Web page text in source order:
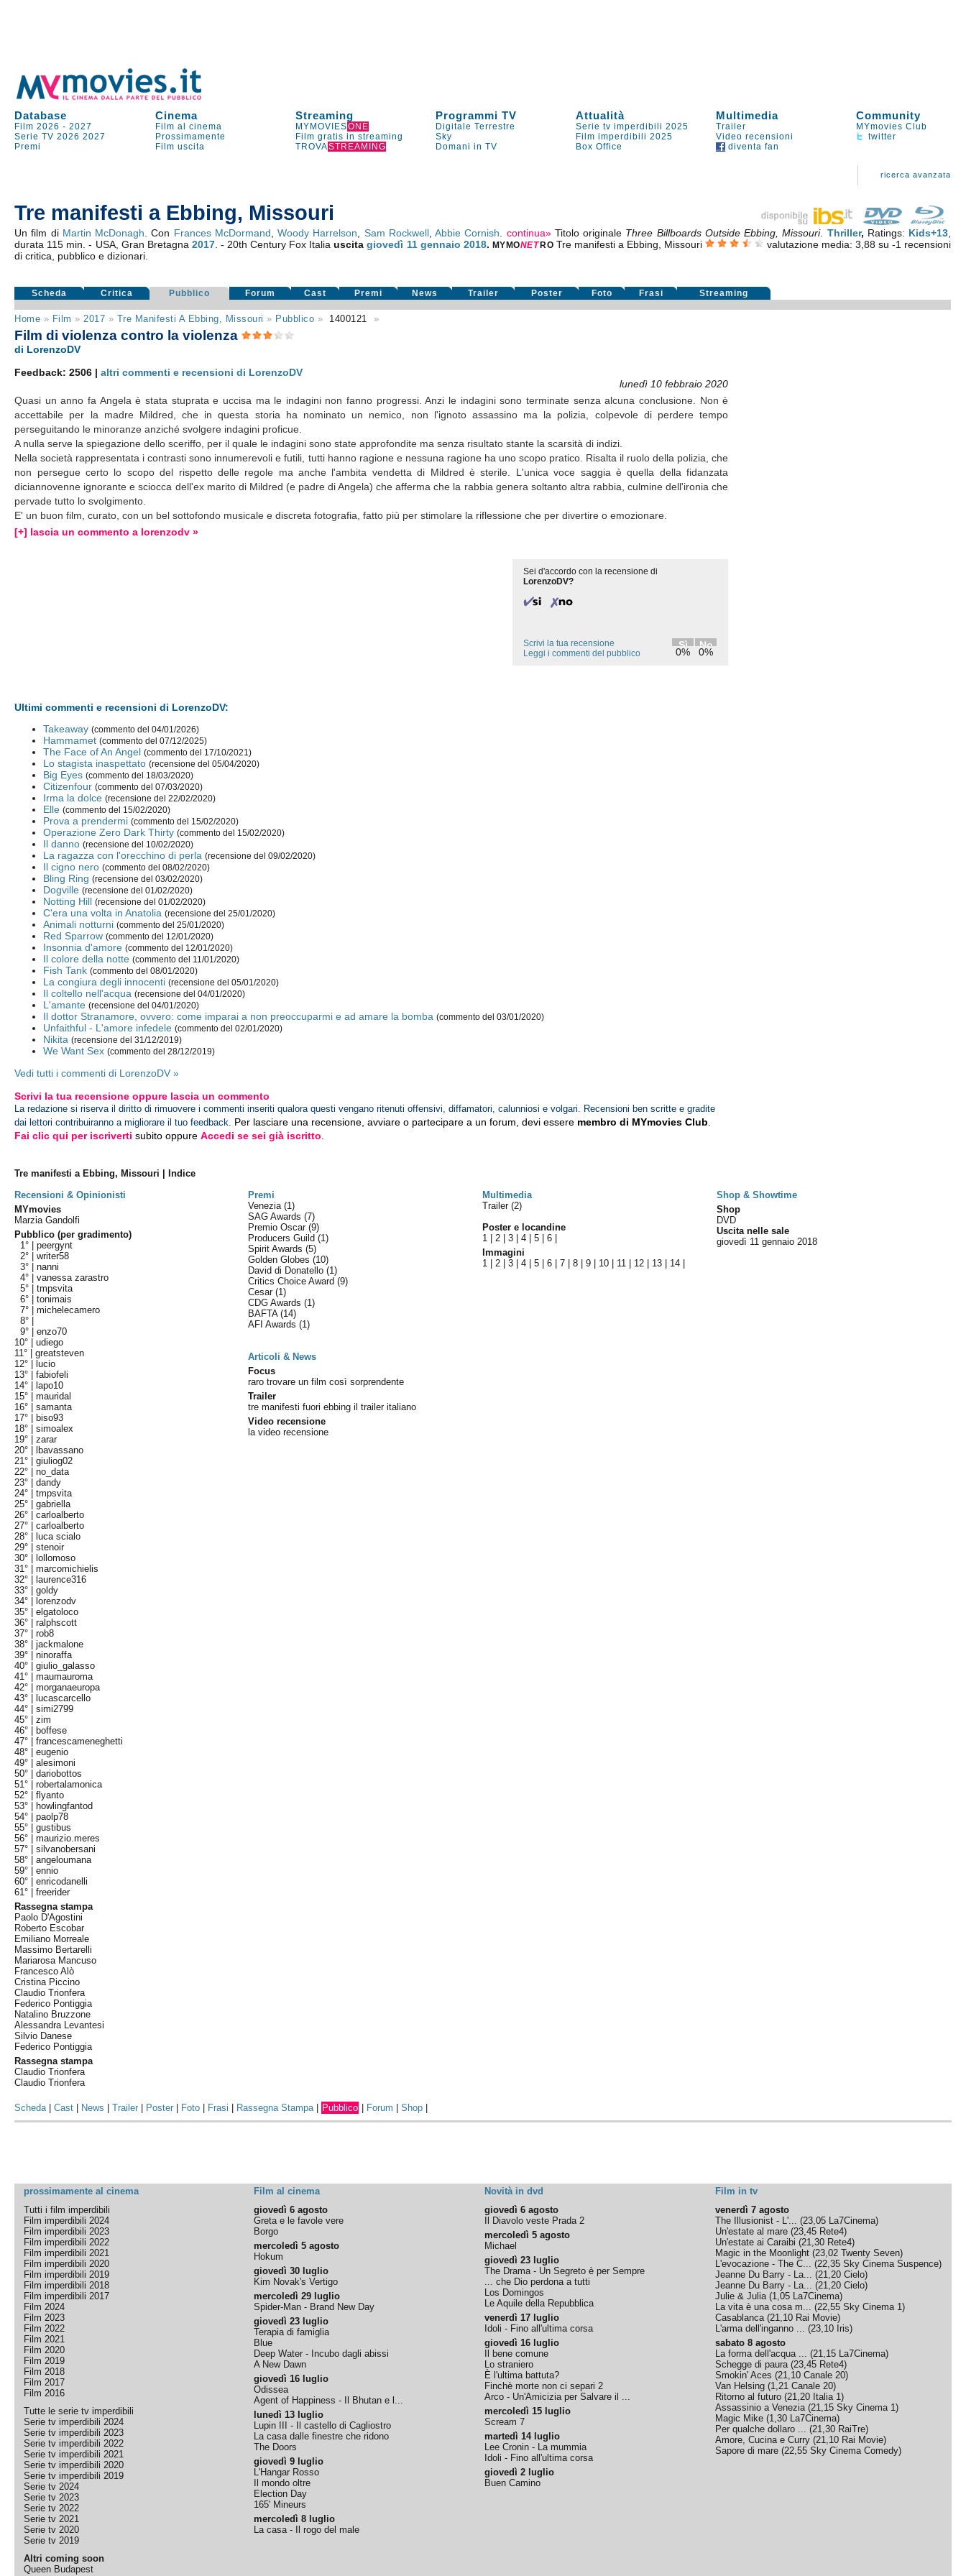
Database Cinema Streaming Programmi TV Attualità Multimedia Community
Film 2026 -2027 Film al cinema MYMOVIESONE Digitale Terrestre Serie tv imperdibili 2025 Trailer
MYmovies Club
Serie TV 2026 2027 Prossimamente Film gratis in streaming Sky Film imperdibili 2025 Video recensioni
twitter
Premi
Film uscita TROVASTREAMING Domani in TV Box Office diventa fan
ricerca avanzata
Tre manifesti a Ebbing, Missouri
Un film di Martin McDonagh . Con Frances McDormand ,Woody Harrelson Sam Rockwell,Abbie Cornish continua» Titolo originale Three Billboards Outside Ebbing, Missouri. Thriller, Ratings: Kids+13
durata 115 min. - USA, Gran Bretagna 2017. - 20th Century Fox Italiauscitagiovedì 11 gennaio 2018. MYMONET RO Tre manifesti a Ebbing, Missouri valutazione media: 3,88 su-1 recensioni
di critica, pubblico e dizionari.
Scheda Critica Pubblico Forum Cast Premi News Trailer Poster Foto Frasi Streaming
Home » Film » 2017 » Tre Manifesti A Ebbing, Missouri » Pubblico » 1400121 »
Film di violenza contro la violenza
di LorenzoDV
Feedback: 2506 |altri commenti e recensioni di LorenzoDV
lunedì 10 febbraio 2020
Quasi un anno fa Angela è stata stuprata e uccisa ma le indagini non fanno progressi. Anzi le indagini sono terminate senza alcuna conclusione. Non è
accettabile per la madre Mildred, che in questa storia ha nominato un nemico, non l'ignoto assassino ma la polizia, colpevole di perdere tempo
perseguitando le minoranze anziché svolgere indagini proficue.
A nulla serve la spiegazione dello sceriffo, per il quale le indagini sono state approfondite ma senza risultato stante la scarsità di indizi.
Nella società rappresentata i contrasti sono innumerevoli e futili, tutti hanno ragione e nessuna ragione ha uno scopo pratico. Risalta il ruolo della polizia, che
non persegue certo lo scopo del rispetto delle regole ma anche l'ambita vendetta di Mildred è sterile. L'unica voce saggia è quella della fidanzata
diciannovenne ignorante e sciocca dell'ex marito di Mildred (e padre di Angela) che afferma che la rabbia genera soltanto altra rabbia, culmine dell'ironia che
pervade tutto lo svolgimento.
E' un buon film, curato, con un bel sottofondo musicale e discreta fotografia, fatto più per stimolare la riflessione che per divertire o emozionare.
[+] lascia un commento a lorenzodv »
Sei d'accordo con la recensione di
LorenzoDV?
Sì
0%
No
0%
Scrivi la tua recensione
Leggi i commenti del pubblico
Ultimi commenti e recensioni di LorenzoDV:
Takeaway (commento del 04/01/2026)
Hammamet (commento del 07/12/2025)
The Face of An Angel (commento del 17/10/2021)
Lo stagista inaspettato (recensione del 05/04/2020)
Big Eyes (commento del 18/03/2020)
Citizenfour (commento del 07/03/2020)
Irma la dolce (recensione del 22/02/2020)
Elle (commento del 15/02/2020)
Prova a prendermi (commento del 15/02/2020)
Operazione Zero Dark Thirty (commento del 15/02/2020)
Il danno (recensione del 10/02/2020)
La ragazza con l'orecchino di perla (recensione del 09/02/2020)
Il cigno nero (commento del 08/02/2020)
Bling Ring (recensione del 03/02/2020)
Dogville (recensione del 01/02/2020)
Notting Hill (recensione del 01/02/2020)
C'era una volta in Anatolia (recensione del 25/01/2020)
Animali notturni (commento del 25/01/2020)
Red Sparrow (commento del 12/01/2020)
Insonnia d'amore (commento del 12/01/2020)
Il colore della notte (commento del 11/01/2020)
Fish Tank (commento del 08/01/2020)
La congiura degli innocenti (recensione del 05/01/2020)
Il coltello nell'acqua (recensione del 04/01/2020)
L'amante (recensione del 04/01/2020)
Il dottor Stranamore, ovvero: come imparai a non preoccuparmi e ad amare la bomba (commento del 03/01/2020)
Unfaithful - L'amore infedele (commento del 02/01/2020)
Nikita (recensione del 31/12/2019)
We Want Sex (commento del 28/12/2019)
Vedi tutti i commenti di LorenzoDV »
Scrivi la tua recensione oppure lascia un commento
La redazione si riserva il diritto di rimuovere i commenti inseriti qualora questi vengano ritenuti offensivi, diffamatori, calunniosi e volgari. Recensioni ben scritte e gradite
dai lettori contribuiranno a migliorare il tuo feedback. Per lasciare una recensione, avviare o partecipare a un forum, devi essere membro di MYmovies Club
Fai clic qui per iscriverti subito oppureAccedi se sei già iscritto
Tre manifesti a Ebbing, Missouri | Indice
Recensioni & Opinionisti
Premi Multimedia
Shop & Showtime
MYmovies
Marzia Gandolfi
Pubblico (per gradimento)
1° |peergynt
2° |writer58
3° |nanni
4° |vanessa zarastro
5° |tmpsvita
6° |tonimais
7° |michelecamero
8° |
9° |enzo70
10° |udiego
11° |greatsteven
12° |
lucio
13° |fabiofeli
14° |
lapo10
15° |mauridal
16° |samanta
17° |
biso93
18° |simoalex
19° |zarar
20° |
lbavassano
21° |giuliog02
22° |no_data
23° |dandy
24° |tmpsvita
25° |gabriella
26° |carloalberto
27° |carloalberto
28° |
luca scialo
29° |stenoir
30° |
lollomoso
31° |marcomichielis
32° |
laurence316
33° |goldy
34° |
lorenzodv
35° |elgatoloco
36° |ralphscott
37° |rob8
38° |jackmalone
39° |ninoraffa
40° |giulio_galasso
41° |maumauroma
42° |morganaeuropa
43° |
lucascarcello
44° |simi2799
45° |zim
46° |
boffese
47° |francescameneghetti
48° |eugenio
49° |alesimoni
50° |dariobottos
51° |robertalamonica
52° |flyanto
53° |
howlingfantod
54° |paolp78
55° |gustibus
56° |maurizio.meres
57° |silvanobersani
58° |angeloumana
59° |ennio
60° |enricodanelli
61° |freerider
Rassegna stampa
Paolo D'Agostini
Roberto Escobar
Emiliano Morreale
Massimo Bertarelli
Mariarosa Mancuso
Francesco Alò
Cristina Piccino
Claudio Trionfera
Federico Pontiggia
Natalino Bruzzone
Alessandra Levantesi
Silvio Danese
Federico Pontiggia
Rassegna stampa
Claudio Trionfera
Claudio Trionfera
Venezia(1)
SAG Awards(7)
Premio Oscar(9)
Producers Guild(1)
Spirit Awards(5)
Golden Globes(10)
David di Donatello(1)
Critics Choice Award(9)
Cesar(1)
CDG Awards(1)
BAFTA(14)
AFI Awards(1)
Articoli & News
Focus
raro trovare un film così sorprendente
Trailer
tre manifesti fuori ebbing il trailer italiano
Video recensione
la video recensione
Trailer (2)
Poster e locandine
1 |2 |3 |4 |5 |6
Immagini
1 |2 |3 |4 |5 |6 |7 |8 |9 10 11 12 13 14
Shop
DVD
Uscita nelle sale
giovedì 11 gennaio 2018
Scheda|Cast News |Trailer Poster Foto Frasi Rassegna Stampa| Pubblico Forum |Shop
prossimamente al cinema Film al cinema Novità in dvd
Film in tv
Tutti i film imperdibili
Film imperdibili 2024
Film imperdibili 2023
Film imperdibili 2022
Film imperdibili 2021
Film imperdibili 2020
Film imperdibili 2019
Film imperdibili 2018
Film imperdibili 2017
Film 2024
Film 2023
Film 2022
Film 2021
Film 2020
Film 2019
Film 2018
Film 2017
Film 2016
Tutte le serie tv imperdibili
Serie tv imperdibili 2024
Serie tv imperdibili 2023
Serie tv imperdibili 2022
Serie tv imperdibili 2021
Serie tv imperdibili 2020
Serie tv imperdibili 2019
Serie tv 2024
Serie tv 2023
Serie tv 2022
Serie tv 2021
Serie tv 2020
Serie tv 2019
Altri coming soon
Queen Budapest
giovedì 6 agosto
Greta e le favole vere
Borgo
mercoledì 5 agosto
Hokum
giovedì 30 luglio
Kim Novak's Vertigo
mercoledì 29 luglio
Spider-Man - Brand New Day
giovedì 23 luglio
Terapia di famiglia
Blue
Deep Water - Incubo dagli abissi
A New Dawn
giovedì 16 luglio
Odissea
Agent of Happiness - Il Bhutan e l...
lunedì 13 luglio
Lupin III - Il castello di Cagliostro
La casa dalle finestre che ridono
The Doors
giovedì 9 luglio
L'Hangar Rosso
Il mondo oltre
Election Day
165' Mineurs
mercoledì 8 luglio
La casa - Il rogo del male
giovedì 6 agosto
Il Diavolo veste Prada 2
mercoledì 5 agosto
Michael
giovedì 23 luglio
The Drama - Un Segreto è per Sempre
... che Dio perdona a tutti
Los Domingos
Le Aquile della Repubblica
venerdì 17 luglio
Idoli - Fino all'ultima corsa
giovedì 16 luglio
Il bene comune
Lo straniero
È l'ultima battuta?
Finchè morte non ci separi 2
Arco - Un'Amicizia per Salvare il ...
mercoledì 15 luglio
Scream 7
martedì 14 luglio
Lee Cronin - La mummia
Idoli - Fino all'ultima corsa
giovedì 2 luglio
Buen Camino
venerdì 7 agosto
The Illusionist - L'... (23,05 La7Cinema)
Un'estate al mare (23,45 Rete4)
Un'estate ai Caraibi (21,30 Rete4)
Magic in the Moonlight (23,02 Twenty Seven)
L'evocazione - The C... (22,35 Sky Cinema Suspence)
Jeanne Du Barry - La... (21,20 Cielo)
Jeanne Du Barry - La... (21,20 Cielo)
Julie & Julia(1,05 La7Cinema)
La vita è una cosa m... (22,55 Sky Cinema 1)
Casablanca(21,10 Rai Movie)
L'arma dell'inganno ... (23,10 Iris)
sabato 8 agosto
La forma dell'acqua ... (21,15 La7Cinema)
Schegge di paura(23,45 Rete4)
Smokin' Aces (21,10 Canale 20)
Van Helsing (1,21 Canale 20)
Ritorno al futuro (21,20 Italia 1)
Assassinio a Venezia(21,15 Sky Cinema 1)
Magic Mike (1,30 La7Cinema)
Per qualche dollaro ... (21,30 RaiTre)
Amore, Cucina e Curry (21,10 Rai Movie)
Sapore di mare (22,55 Sky Cinema Comedy)